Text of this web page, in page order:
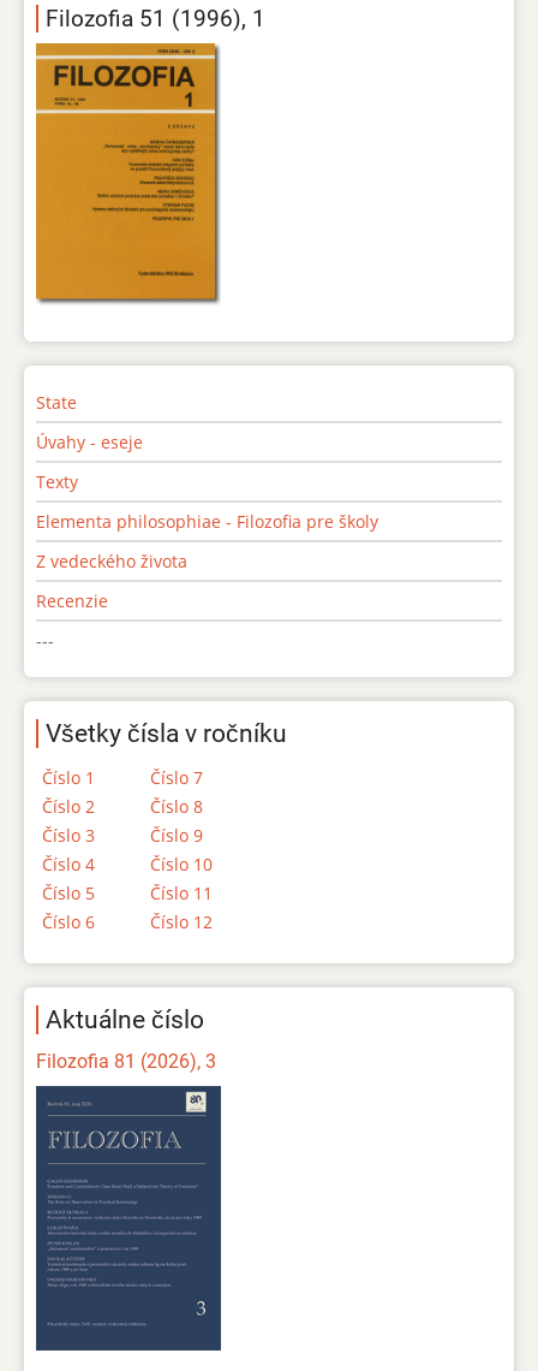
Filozofia 51 (1996), 1
State
Úvahy - eseje
Texty
Elementa philosophiae - Filozofia pre školy
Z vedeckého života
Recenzie
---
Všetky čísla v ročníku
Číslo 1
Číslo 2
Číslo 3
Číslo 4
Číslo 5
Číslo 6
Číslo 7
Číslo 8
Číslo 9
Číslo 10
Číslo 11
Číslo 12
Aktuálne číslo
Filozofia 81 (2026), 3